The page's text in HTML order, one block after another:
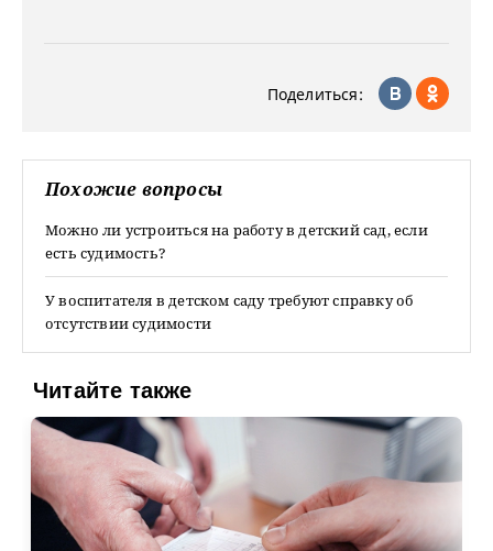
Поделиться:
Похожие вопросы
Можно ли устроиться на работу в детский сад, если
есть судимость?
У воспитателя в детском саду требуют справку об
отсутствии судимости
Читайте также